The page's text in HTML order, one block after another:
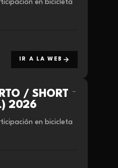
en bicicleta
IR A LA WEB
/ SHORT
2026
→
en bicicleta